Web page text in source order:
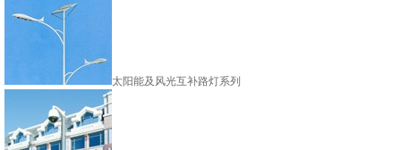
太阳能及风光互补路灯系列